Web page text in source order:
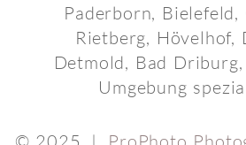
Paderborn, Bielefeld,
Rietberg, Hövelhof,
Detmold, Bad
Umgebung